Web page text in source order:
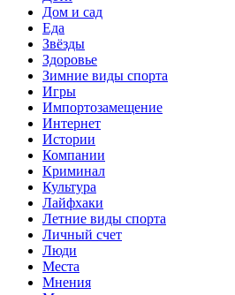
Дом и сад
Еда
Звёзды
Здоровье
Зимние виды спорта
Игры
Импортозамещение
Интернет
Истории
Компании
Криминал
Культура
Лайфхаки
Летние виды спорта
Личный счет
Люди
Места
Мнения